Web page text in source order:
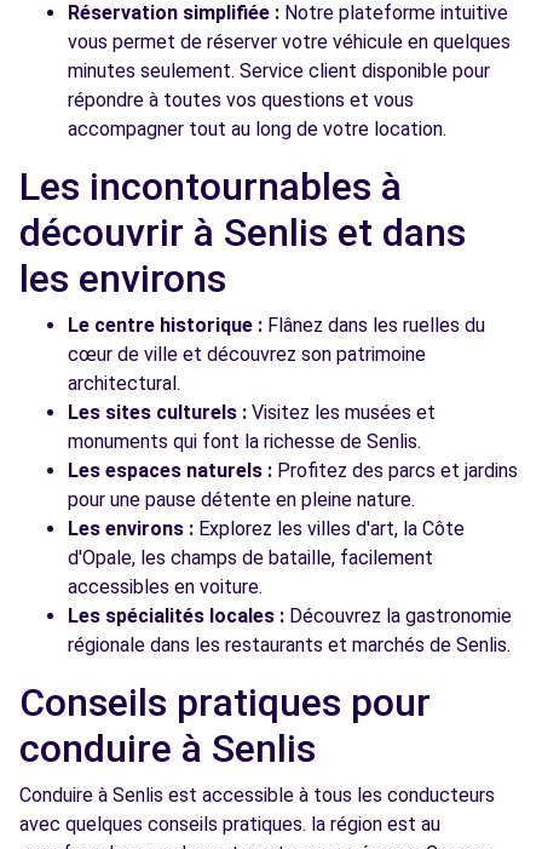
Réservation simplifiée : Notre plateforme intuitive
vous permet de réserver votre véhicule en quelques
minutes seulement. Service client disponible pour
répondre à toutes vos questions et vous
accompagner tout au long de votre location.
Les incontournables à
découvrir à Senlis et dans
les environs
Le centre historique : Flânez dans les ruelles du
cœur de ville et découvrez son patrimoine
architectural.
Les sites culturels : Visitez les musées et
monuments qui font la richesse de Senlis.
Les espaces naturels : Profitez des parcs et jardins
pour une pause détente en pleine nature.
Les environs : Explorez les villes d'art, la Côte
d'Opale, les champs de bataille, facilement
accessibles en voiture.
Les spécialités locales : Découvrez la gastronomie
régionale dans les restaurants et marchés de Senlis.
Conseils pratiques pour
conduire à Senlis
Conduire à Senlis est accessible à tous les conducteurs
avec quelques conseils pratiques. la région est au